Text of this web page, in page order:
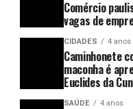
Comércio
vagas de
CIDADES 4 anos
Caminhonete
maconha é
Euclides da
SAÚDE 4 anos